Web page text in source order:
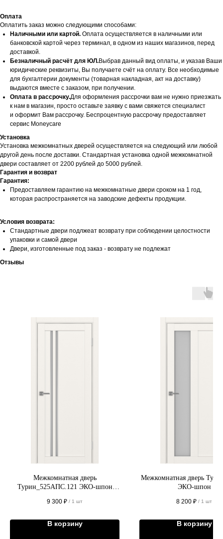
Оплата
Оплатить заказ можно следующими способами:
Наличными или картой. Оплата осуществляется в наличными или
банковской картой через терминал, в одном из наших магазинов, перед
доставкой.
Безналичный расчёт для ЮЛ.Выбрав данный вид оплаты, и указав Ваши
юридические реквизиты, Вы получаете счёт на оплату. Все необходимые
для бухгалтерии документы (товарная накладная, акт на доставку)
выдаются вместе с заказом, при получении.
Оплата в рассрочку.Для оформления рассрочки вам не нужно приезжать
к нам в магазин, просто оставьте заявку с вами свяжется специалист
и оформит Вам рассрочку. Беспроцентную рассрочку предоставляет
сервис Moneycare
Установка
Установка межкомнатных дверей осуществляется на следующий или любой
другой день после доставки. Стандартная установка одной межкомнатной
двери составляет от 2200 рублей до 5000 рублей.
Гарантия и возврат
Гарантия:
Предоставляем гарантию на межкомнатные двери сроком на 1 год,
которая распространяется на заводские дефекты продукции.
Условия возврата:
Стандартные двери подлжеат возврату при соблюдении целостности
упаковки и самой двери
Двери, изготовленные под заказ - возврату не подлежат
Отзывы
Межкомнатная дверь
Турин_525АПC.121 ЭКО-шпон
9 300 ₽ / 1 шт
В корзину
Межкомнатная дверь
ЭКО-шпон
8 200 ₽ / 1 шт
В корзину